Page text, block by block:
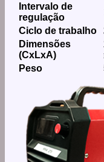
Intervalo de
regulação
Ciclo de trabalho
Dimensões
(CxLxA)
Peso